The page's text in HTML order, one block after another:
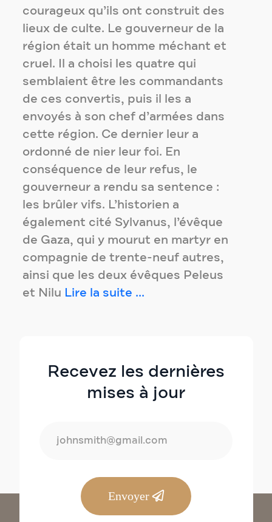
courageux qu’ils ont construit des
lieux de culte. Le gouverneur de la
région était un homme méchant et
cruel. Il a choisi les quatre qui
semblaient être les commandants
de ces convertis, puis il les a
envoyés à son chef d’armées dans
cette région. Ce dernier leur a
ordonné de nier leur foi. En
conséquence de leur refus, le
gouverneur a rendu sa sentence :
les brûler vifs. L’historien a
également cité Sylvanus, l’évêque
de Gaza, qui y mourut en martyr en
compagnie de trente-neuf autres,
ainsi que les deux évêques Peleus
et Nilu Lire la suite ...
Recevez les dernières
mises à jour
Envoyer